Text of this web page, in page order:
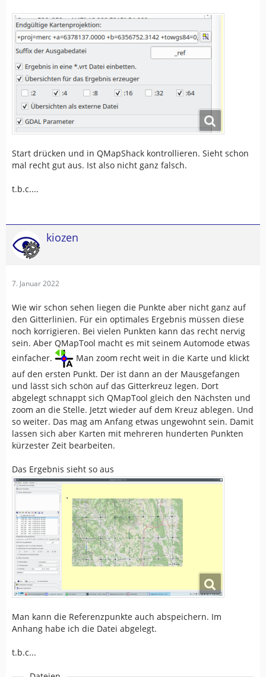
Start drücken und in QMapShack kontrollieren. Sieht schon
mal recht gut aus. Ist also nicht ganz falsch.
t.b.c....
kiozen
7. Januar 2022
Wie wir schon sehen liegen die Punkte aber nicht ganz auf
den Gitterlinien. Für ein optimales Ergebnis müssen diese
noch korrigieren. Bei vielen Punkten kann das recht nervig
sein. Aber QMapTool macht es mit seinem Automode etwas
einfacher.
Man zoom recht weit in die Karte und klickt
auf den ersten Punkt. Der ist dann an der Mausgefangen
und lässt sich schön auf das Gitterkreuz legen. Dort
abgelegt schnappt sich QMapTool gleich den Nächsten und
zoom an die Stelle. Jetzt wieder auf dem Kreuz ablegen. Und
so weiter. Das mag am Anfang etwas ungewohnt sein. Damit
lassen sich aber Karten mit mehreren hunderten Punkten
kürzester Zeit bearbeiten.
Das Ergebnis sieht so aus
Man kann die Referenzpunkte auch abspeichern. Im
Anhang habe ich die Datei abgelegt.
t.b.c...